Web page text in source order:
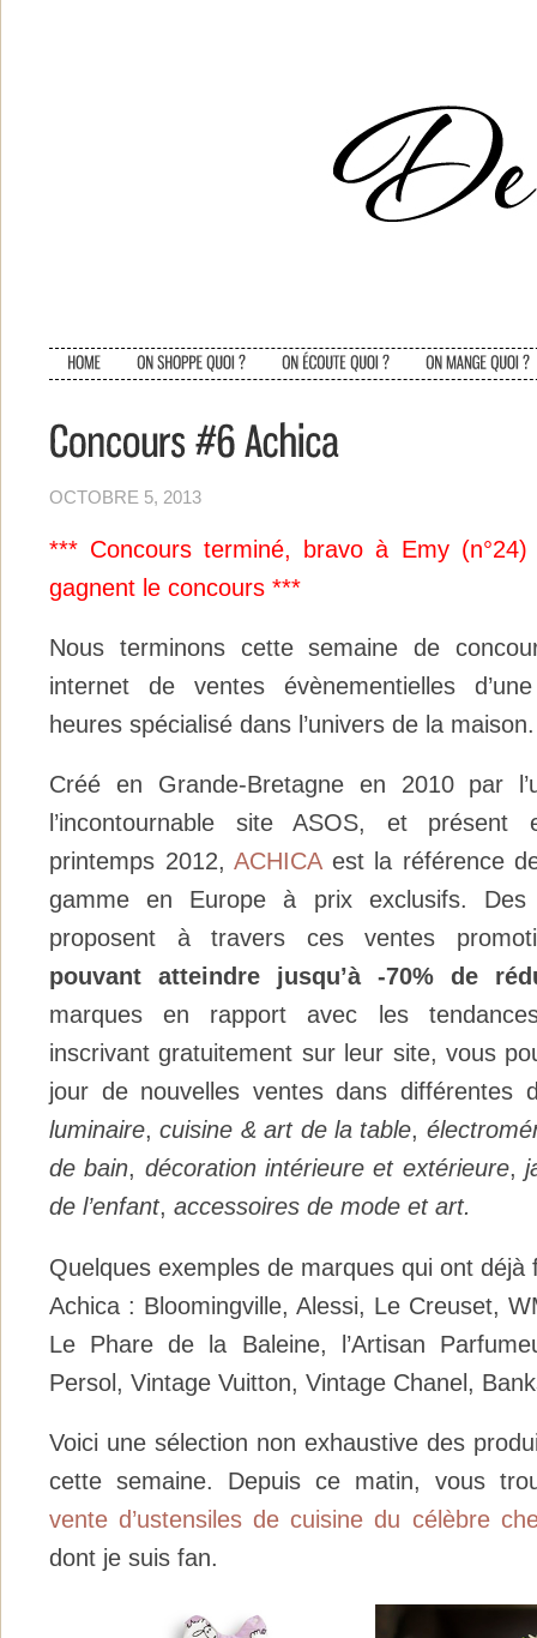
OCTOBRE 5, 2013
*** Concours terminé, bravo à Emy
gagnent le concours ***
Nous terminons cette semaine de
internet de ventes évènementielles
heures spécialisé dans l’univers de la maison.
Créé en Grande-Bretagne en 2010 par
l’incontournable site ASOS, et
printemps 2012,ACHICAest la référence
gamme en Europe à prix exclusifs. Des
proposent à travers ces ventes
pouvant atteindre jusqu’à -70% de
marques en rapport avec les
inscrivant gratuitement sur leur site, vous
jour de nouvelles ventes dans
luminaire,cuisine & art de la table,
de bain, décoration intérieure et extérieure,
de l’enfant, accessoires de mode et art.
Quelques exemples de marques qui ont déjà
Achica : Bloomingville, Alessi, Le Creuset,
Le Phare de la Baleine, l’Artisan
Persol, Vintage Vuitton, Vintage Chanel,
Voici une sélection non exhaustive des
cette semaine. Depuis ce matin, vous
vente d’ustensiles de cuisine du célèbre
dont je suis fan.